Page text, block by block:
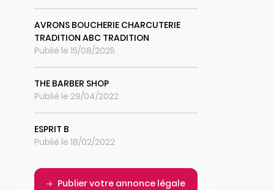
AVRONS BOUCHERIE CHARCUTERIE
TRADITION ABC TRADITION
Publié le 15/08/2025
THE BARBER SHOP
Publié le 29/04/2022
ESPRIT B
Publié le 18/02/2022
Publier votre annonce légale